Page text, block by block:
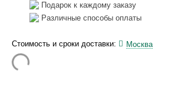
Подарок к каждому заказу
Различные способы оплаты
Стоимость и сроки доставки: Москва